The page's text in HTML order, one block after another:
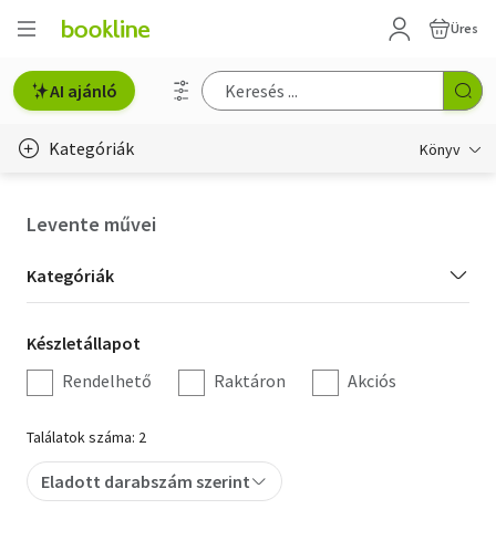
Üres
AI ajánló
Kategóriák Könyv
Hobbi, szabadidő
Irodalom
Művészet
Szakkönyv
Levente művei
Kategória
szűrés
Kategóriák
Készletállapot
szűrés
Készletállapot
Rendelhető
Raktáron Akciós
Találatok száma: 2
Eladott darabszám szerint